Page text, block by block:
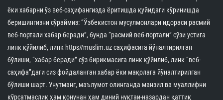
ёки хабарни ўз веб-саҳифангизда ёритишда қуйидаги кўринишда
беришингизни сўраймиз: “Ўзбекистон мусулмонлари идораси расмий
веб-портали хабар беради”, бунда “расмий веб-портали” сўзи устига
линк қўйилиб, линк https//muslim.uz саҳифасига йўналтирилган
бўлиши, “хабар беради” сўз бирикмасига линк қўйилиб, линк “веб-
саҳифа”даги сиз фойдаланган хабар ёки мақолага йўналтирилган
бўлиши шарт. Унутманг, маълумот олинганда манзил ва муаллифни
кўрсатмаслик ҳам қонунан ҳам диний нуқтаи-назардан қаттиқ